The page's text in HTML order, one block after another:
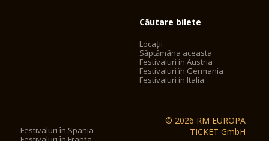
Căutare bilete
Locații
Săptămâna aceasta
Festivaluri in Austria
Festivaluri în Germania
Festivaluri in Italia
Festivaluri în Spania
© 2026 RM EUROPA
TICKET GmbH